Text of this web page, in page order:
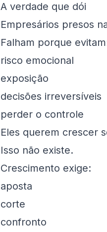
A verdade que dói
Empresários presos
Falham porque
risco emocional
exposição
decisões irreversíveis
perder o controle
Eles querem crescer
Isso não existe.
Crescimento exige:
aposta
corte
confronto